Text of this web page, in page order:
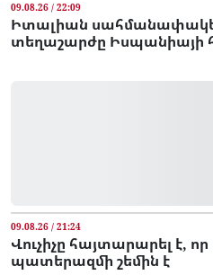
09.08.26 / 22:09
Իտալիան
տեղաշարժը Իսպանիայի
09.08.26 / 21:24
Վուչիչը հայտարարել է,
պատերազմի շեմին է